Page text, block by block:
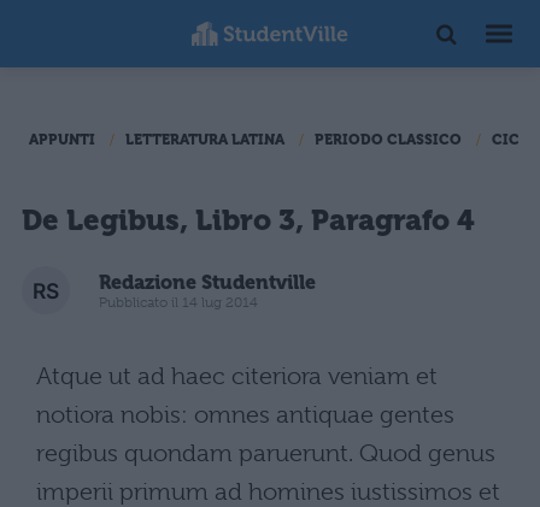
APPUNTI LETTERATURA LATINA PERIODO CLASSICO
De Legibus, Libro 3, Paragrafo 4
Redazione Studentville
Pubblicato il 14 lug 2014
Atque ut ad haec citeriora veniam et
notiora nobis: omnes antiquae gentes
regibus quondam paruerunt. Quod genus
imperii primum ad homines iustissimos et